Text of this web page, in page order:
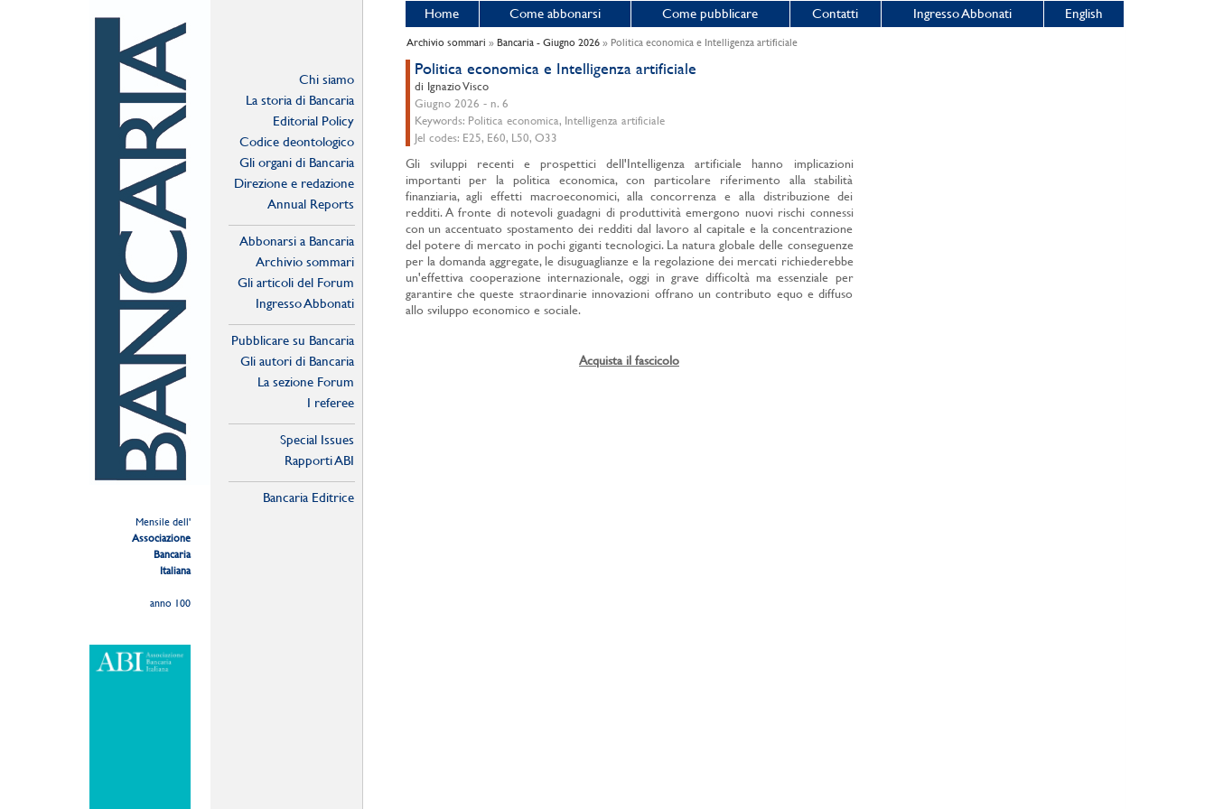
Mensile dell'
Associazione
Bancaria
Italiana
anno 100
Chi siamo
La storia di Bancaria
Editorial Policy
Codice deontologico
Gli organi di Bancaria
Direzione e redazione
Annual Reports
Abbonarsi a Bancaria
Archivio sommari
Gli articoli del Forum
Ingresso Abbonati
Pubblicare su Bancaria
Gli autori di Bancaria
La sezione Forum
I referee
Special Issues
Rapporti ABI
Bancaria Editrice
Home Come abbonarsi Come pubblicare Contatti Ingresso Abbonati English
Archivio sommari » Bancaria - Giugno 2026» Politica economica e Intelligenza artificiale
Politica economica e Intelligenza artificiale
di Ignazio Visco
Giugno 2026 - n. 6
Keywords: Politica economica, Intelligenza artificiale
Jel codes: E25, E60, L50, O33
Gli sviluppi recenti e prospettici dell'Intelligenza artificiale hanno implicazioni
importanti per la politica economica, con particolare riferimento alla stabilità
finanziaria, agli effetti macroeconomici, alla concorrenza e alla distribuzione dei
redditi. A fronte di notevoli guadagni di produttività emergono nuovi rischi connessi
con un accentuato spostamento dei redditi dal lavoro al capitale e la concentrazione
del potere di mercato in pochi giganti tecnologici. La natura globale delle conseguenze
per la domanda aggregate, le disuguaglianze e la regolazione dei mercati richiederebbe
un'effettiva cooperazione internazionale, oggi in grave difficoltà ma essenziale per
garantire che queste straordinarie innovazioni offrano un contributo equo e diffuso
allo sviluppo economico e sociale.
Acquista il fascicolo